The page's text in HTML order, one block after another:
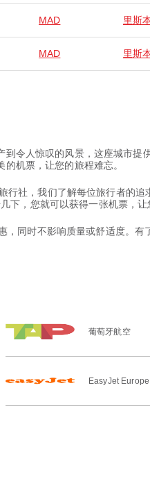
MAD 里斯
MAD 里斯
令人惊叹的风景，这座城市提
机票，让您的旅程难忘。
社，我们了解每位旅行者的
，您就可以获得一张机票，让
同时不影响质量或舒适度。
葡萄牙航空
EasyJet Europe